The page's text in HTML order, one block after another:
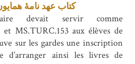
کتاب عهد نامۀ
devait servir comme
et MS.TURC.153 aux élèves de
sur les gardes une inscription
d’arranger ainsi les livres de